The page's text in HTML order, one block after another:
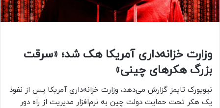
وزارت خزانه‌داری آمریکا هک شد؛ «سرقت
بزرگ هکرهای چینی»
نیویورک تایمز گزارش می‌دهد، وزارت خزانه‌داری آمریکا پس از نفوذ
یک هکر تحت حمایت دولت چین به نرم‌افزار مدیریت از راه دور